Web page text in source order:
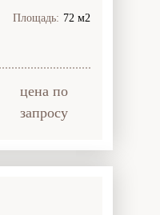
Площадь: 72 м2
цена по
запросу